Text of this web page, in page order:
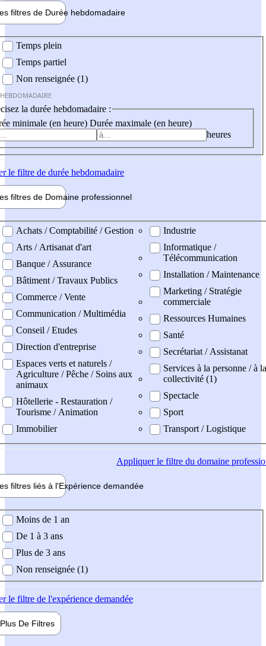
filtres de Durée hebdomadaire
Temps plein
Temps partiel
Non renseignée (1)
la durée hebdomadaire :
minimale (en heure) Durée maximale (en heure)
heures
le filtre de durée hebdomadaire
filtres de Domaine professionnel
professionel
Achats / Comptabilité / Gestion
Arts / Artisanat d'art
Banque / Assurance
Bâtiment / Travaux Publics
Commerce / Vente
Communication / Multimédia
Conseil / Etudes
Direction d'entreprise
Espaces verts et naturels /
Agriculture / Pêche / Soins aux
animaux
Hôtellerie - Restauration /
Tourisme / Animation
Immobilier
Industrie
Informatique /
Télécommunication
Installation / Maintenance
Marketing / Stratégie
commerciale
Ressources Humaines
Santé
Secrétariat / Assistanat
Services à la personne / à la
collectivité (1)
Spectacle
Sport
Transport / Logistique
Appliquerle filtre du domaine
filtres liés à l'Expérience demandée
demandée
Moins de 1 an
De 1 à 3 ans
Plus de 3 ans
Non renseignée (1)
le filtre de l'expérience demandée
Plus De Filtres